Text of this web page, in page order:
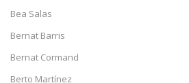
Bea Salas
Bernat Barris
Bernat Cormand
Berto Martínez